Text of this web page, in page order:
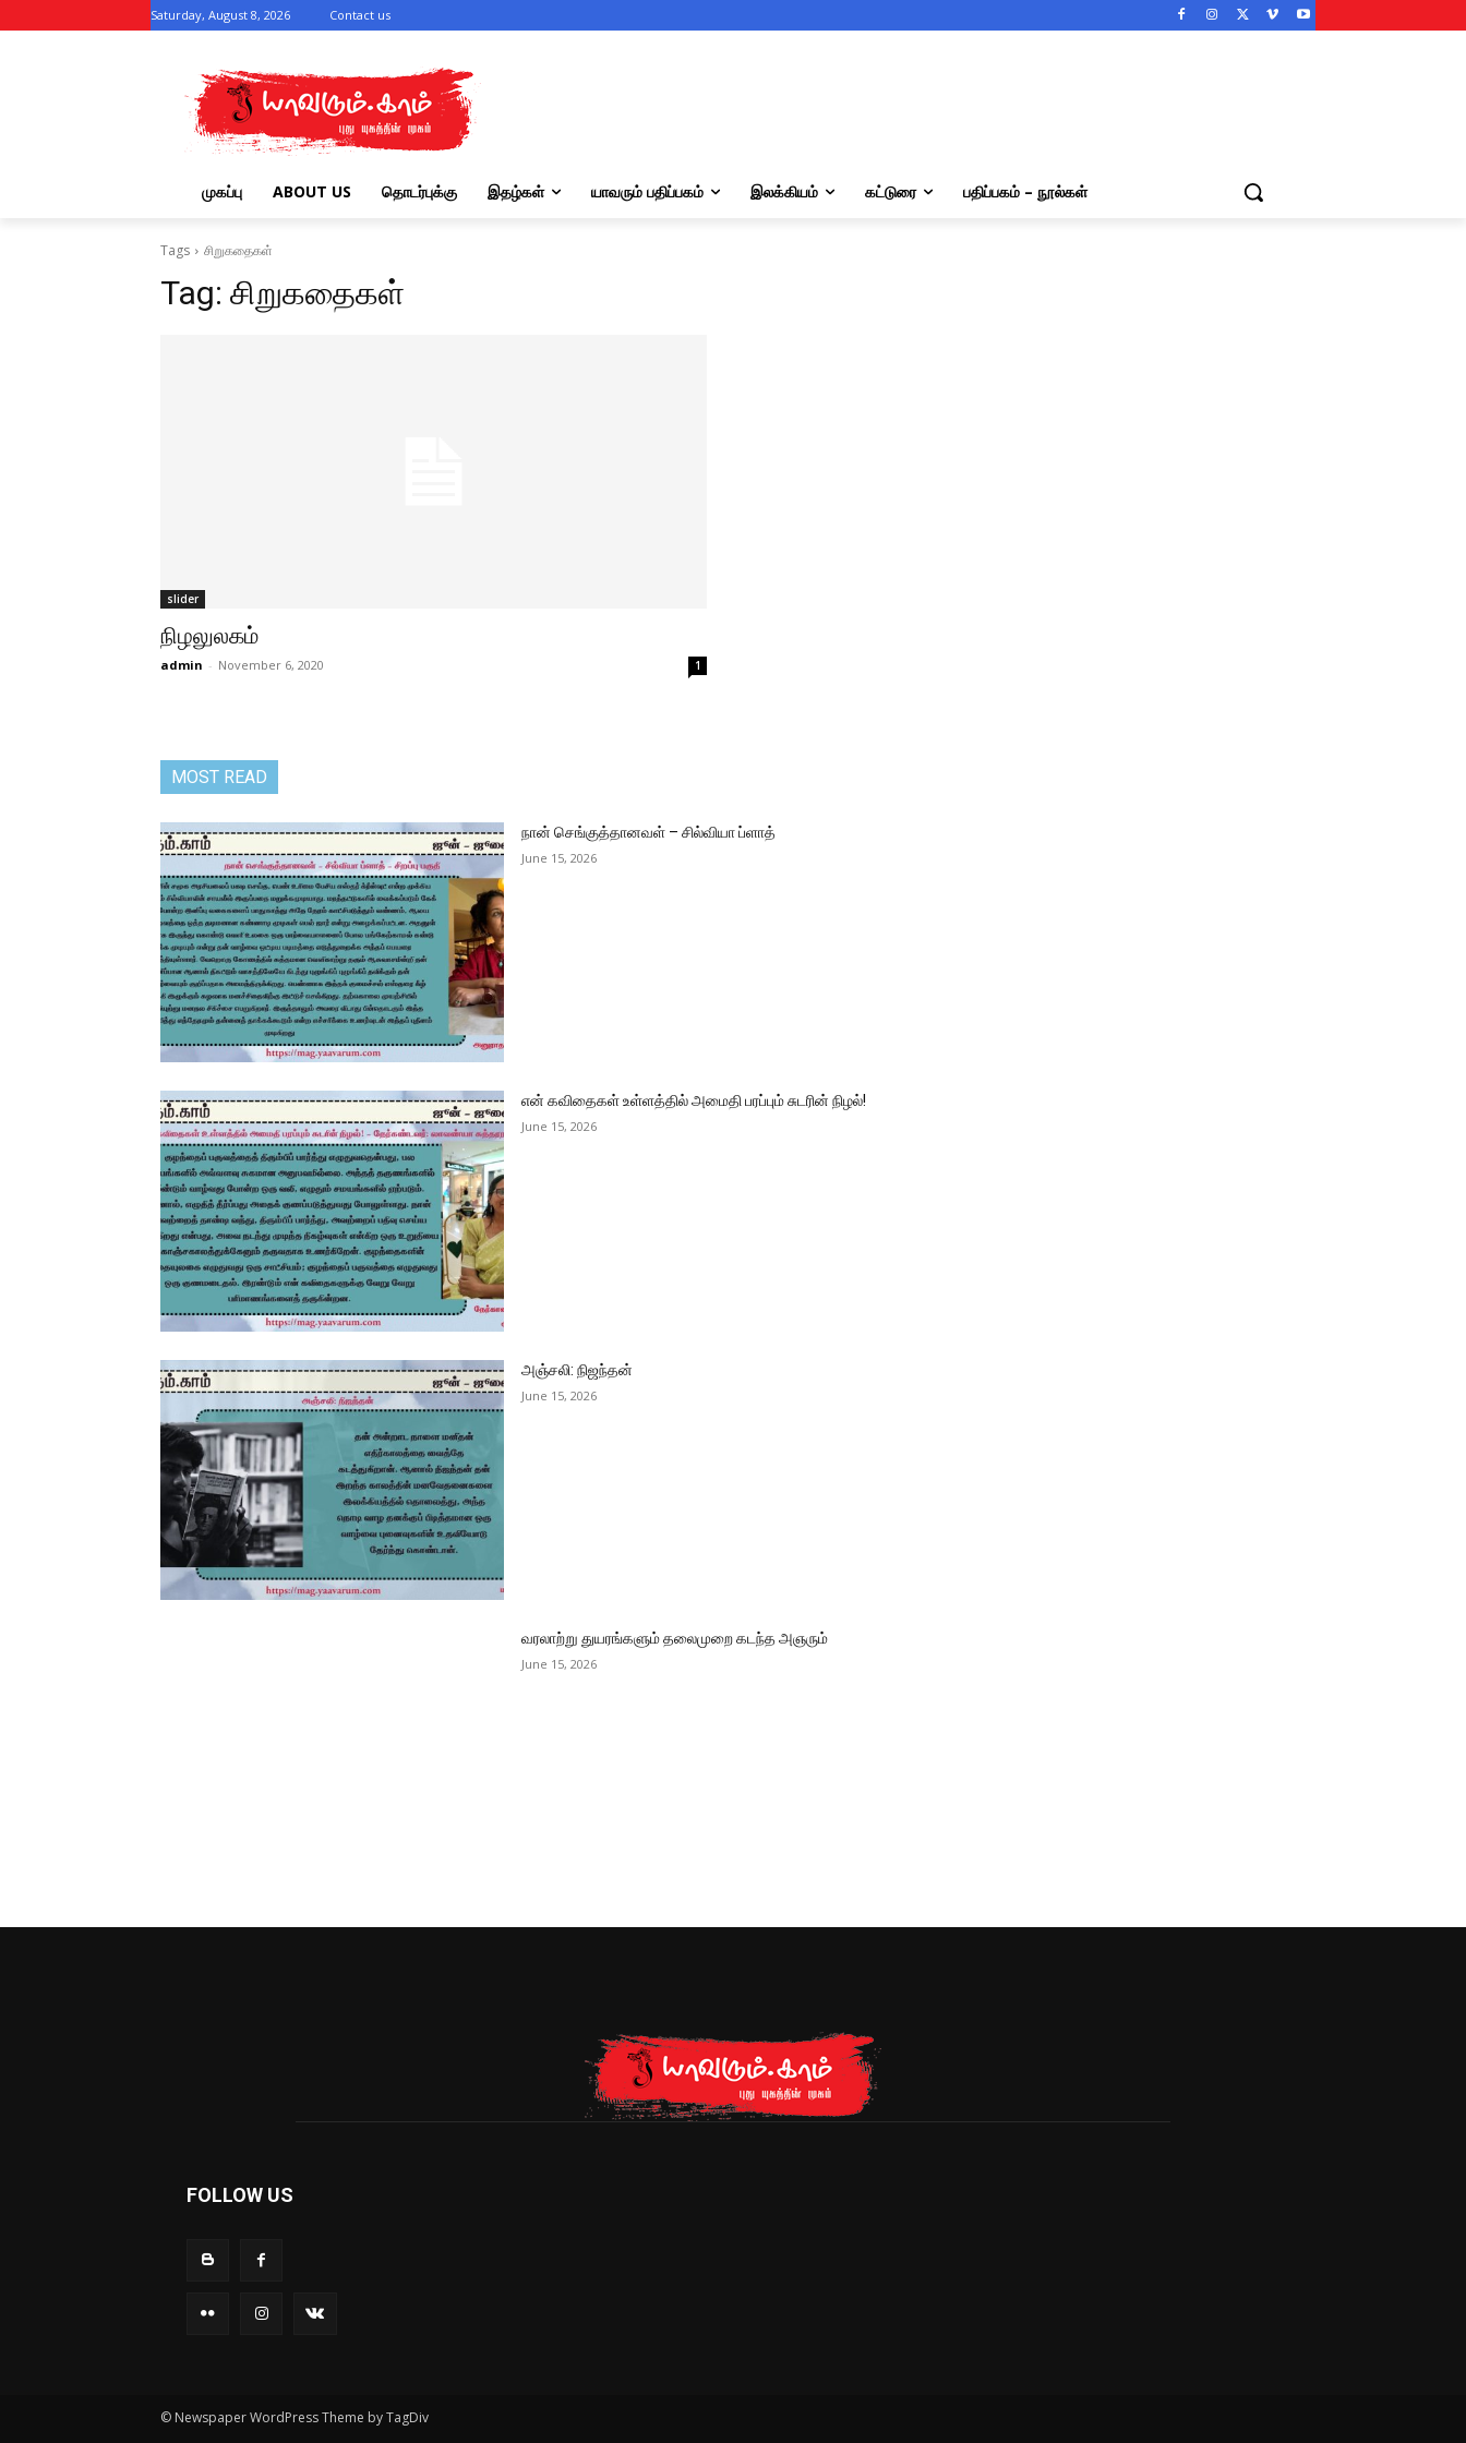
Saturday, August 8, 2026 Contact us
முகப்பு ABOUT US தொடர்புக்கு இதழ்கள் யாவரும் பதிப்பகம் இலக்கியம் கட்டுரை பதிப்பகம் – நூல்கள்
Tags சிறுகதைகள்
Tag: சிறுகதைகள்
slider
நிழலுலகம்
admin - November 6, 2020 1
MOST READ
நான் செங்குத்தானவள் – சில்வியா ப்ளாத்
June 15, 2026
என் கவிதைகள் உள்ளத்தில் அமைதி பரப்பும் சுடரின் நிழல்!
June 15, 2026
அஞ்சலி: நிஜந்தன்
June 15, 2026
வரலாற்று துயரங்களும் தலைமுறை கடந்த அஞரும்
June 15, 2026
FOLLOW US
© Newspaper WordPress Theme by TagDiv